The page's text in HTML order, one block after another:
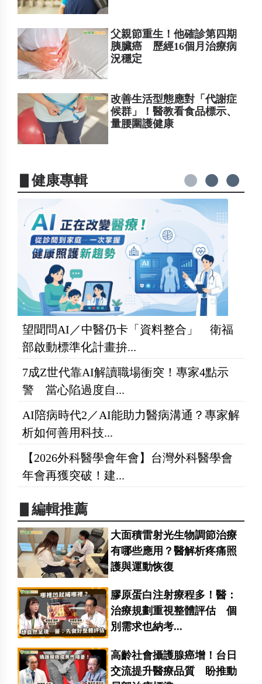
父親節重生！他確診第四期
胰臟癌 歷經16個月治療病
況穩定
改善生活型態應對「代謝症
候群」！醫教看食品標示、
量腰圍護健康
▋健康專輯
望聞問AI／中醫仍卡「資料整合」 衛福
部啟動標準化計畫拚...
7成Z世代靠AI解讀職場衝突！專家4點示
警 當心陷過度自...
AI陪病時代2／AI能助力醫病溝通？專家解
析如何善用科技...
【2026外科醫學會年會】台灣外科醫學會
年會再獲突破！建...
▋編輯推薦
大面積雷射光生物調節治療
有哪些應用？醫解析疼痛照
護與運動恢復
膠原蛋白注射療程多！醫：
治療規劃重視整體評估 個
別需求也納考...
高齡社會攝護腺癌增！台日
交流提升醫療品質 盼推動